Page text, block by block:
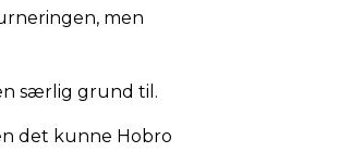
men
særlig grund til.
det kunne Hobro